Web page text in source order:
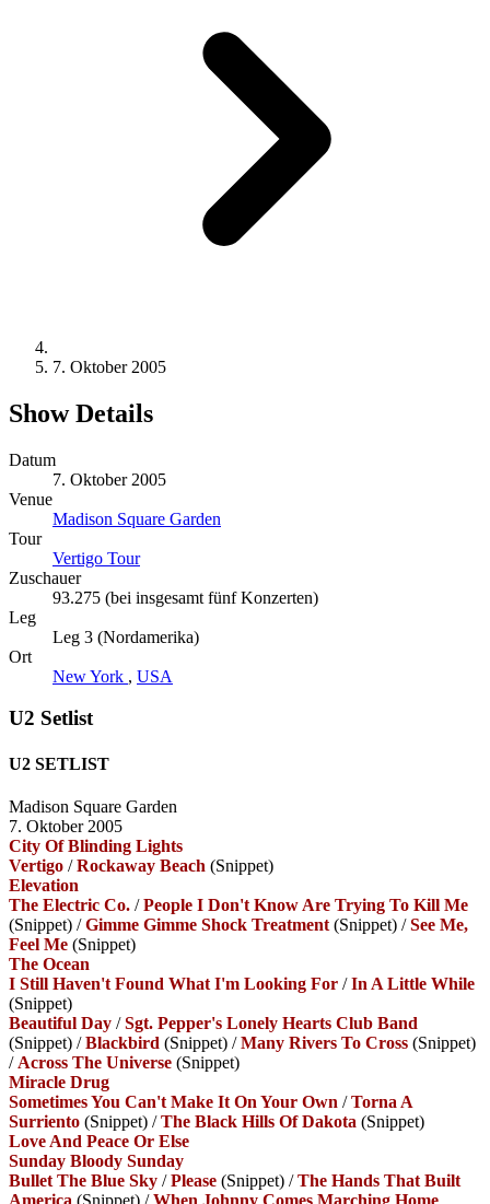
7. Oktober 2005
Show Details
Datum
7. Oktober 2005
Venue
Madison Square Garden
Tour
Vertigo Tour
Zuschauer
93.275 (bei insgesamt fünf Konzerten)
Leg
Leg 3 (Nordamerika)
Ort
New York , USA
U2 Setlist
U2 SETLIST
Madison Square Garden
7. Oktober 2005
City Of Blinding Lights
Vertigo /Rockaway Beach (Snippet)
Elevation
The Electric Co. /People I Don't Know Are Trying To Kill Me
(Snippet) /Gimme Gimme Shock Treatment (Snippet) /See Me,
Feel Me (Snippet)
The Ocean
I Still Haven't Found What I'm Looking For /In A Little While
(Snippet)
Beautiful Day /Sgt. Pepper's Lonely Hearts Club Band
(Snippet) /Blackbird (Snippet) /Many Rivers To Cross (Snippet)
/ Across The Universe (Snippet)
Miracle Drug
Sometimes You Can't Make It On Your Own /Torna A
Surriento (Snippet) /The Black Hills Of Dakota (Snippet)
Love And Peace Or Else
Sunday Bloody Sunday
Bullet The Blue Sky /Please (Snippet) /The Hands That Built
America (Snippet) /When Johnny Comes Marching Home